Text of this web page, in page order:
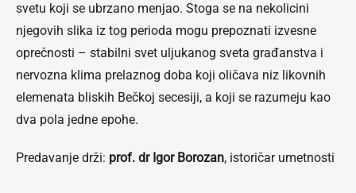
svetu koji se ubrzano menjao. Stoga se na nekolicini
njegovih slika iz tog perioda mogu prepoznati izvesne
oprečnosti – stabilni svet uljukanog sveta građanstva i
nervozna klima prelaznog doba koji oličava niz likovnih
elemenata bliskih Bečkoj secesiji, a koji se razumeju kao
dva pola jedne epohe.
Predavanje drži: prof. dr Igor Borozan, istoričar umetnosti